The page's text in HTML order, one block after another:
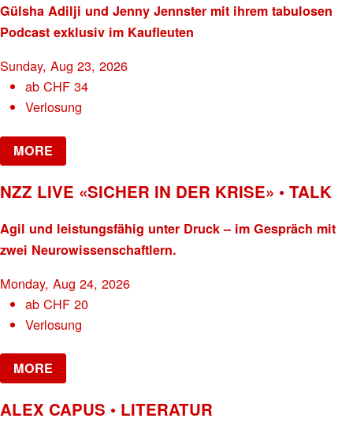
Gülsha Adilji und Jenny Jennster mit ihrem tabulosen
Podcast exklusiv im Kaufleuten
Sunday, Aug 23, 2026
abCHF 34
Verlosung
MORE
NZZ LIVE «SICHER IN DER KRISE» • TALK
Agil und leistungsfähig unter Druck – im Gespräch mit
zwei Neurowissenschaftlern.
Monday, Aug 24, 2026
abCHF 20
Verlosung
MORE
ALEX CAPUS • LITERATUR